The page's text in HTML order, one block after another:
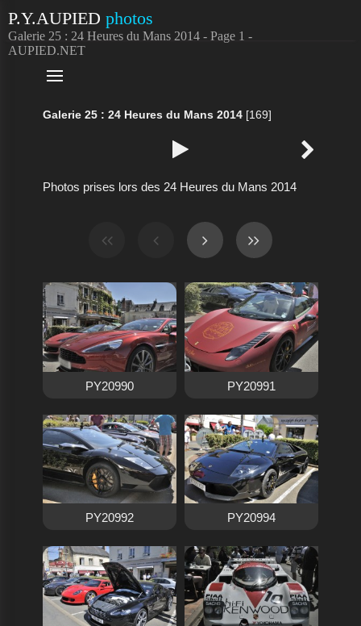
P.Y.AUPIED photos
Galerie 25 : 24 Heures du Mans 2014 - Page 1 -
AUPIED.NET

Galerie 25 : 24 Heures du Mans 2014 [169]
 
Photos prises lors des 24 Heures du Mans 2014
PY20990 PY20991
PY20992 PY20994